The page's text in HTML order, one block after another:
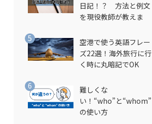
日記！？ 方法と例文
を現役教師が教えま
空港で使う英語フレー
ズ22選！海外旅行に行
く時に丸暗記でOK
難しくな
い！“who”と“whom”
の使い方